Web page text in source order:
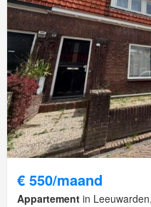
€ 550/maand
Appartement in